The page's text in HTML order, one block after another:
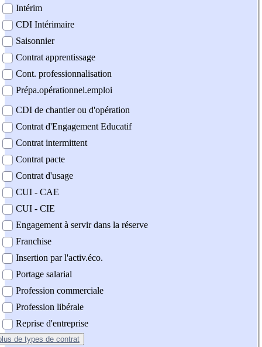
Intérim
CDI Intérimaire
Saisonnier
Contrat apprentissage
Cont. professionnalisation
Prépa.opérationnel.emploi
CDI de chantier ou d'opération
Contrat d'Engagement Educatif
Contrat intermittent
Contrat pacte
Contrat d'usage
CUI - CAE
CUI - CIE
Engagement à servir dans la réserve
Franchise
Insertion par l'activ.éco.
Portage salarial
Profession commerciale
Profession libérale
Reprise d'entreprise
de types de contrat